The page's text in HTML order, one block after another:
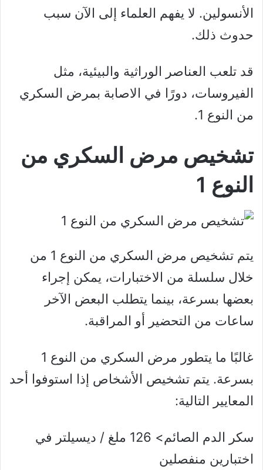
الأنسولين. لا يفهم العلماء إلى الآن سبب
حدوث ذلك.
قد تلعب العناصر الوراثية والبيئية، مثل
الفيروسات، دورًا في الاصابة بمرض السكري
من النوع 1.
تشخيص مرض السكري من
النوع 1
يتم تشخيص مرض السكري من النوع 1 من
خلال سلسلة من الاختبارات، يمكن إجراء
بعضها بسرعة، بينما يتطلب البعض الآخر
ساعات من التحضير أو المراقبة.
غالبًا ما يتطور مرض السكري من النوع 1
بسرعة. يتم تشخيص الأشخاص إذا استوفوا أحد
المعايير التالية:
سكر الدم الصائم> 126 ملغ / ديسيلتر في
اختبارين منفصلين